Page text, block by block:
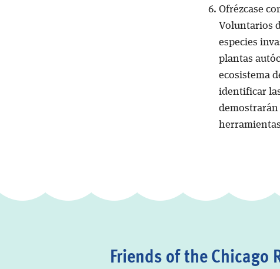
Ofrézcase
Voluntarios
especies
plantas
ecosistema
identificar
demostrarán
Friends of the Chicago